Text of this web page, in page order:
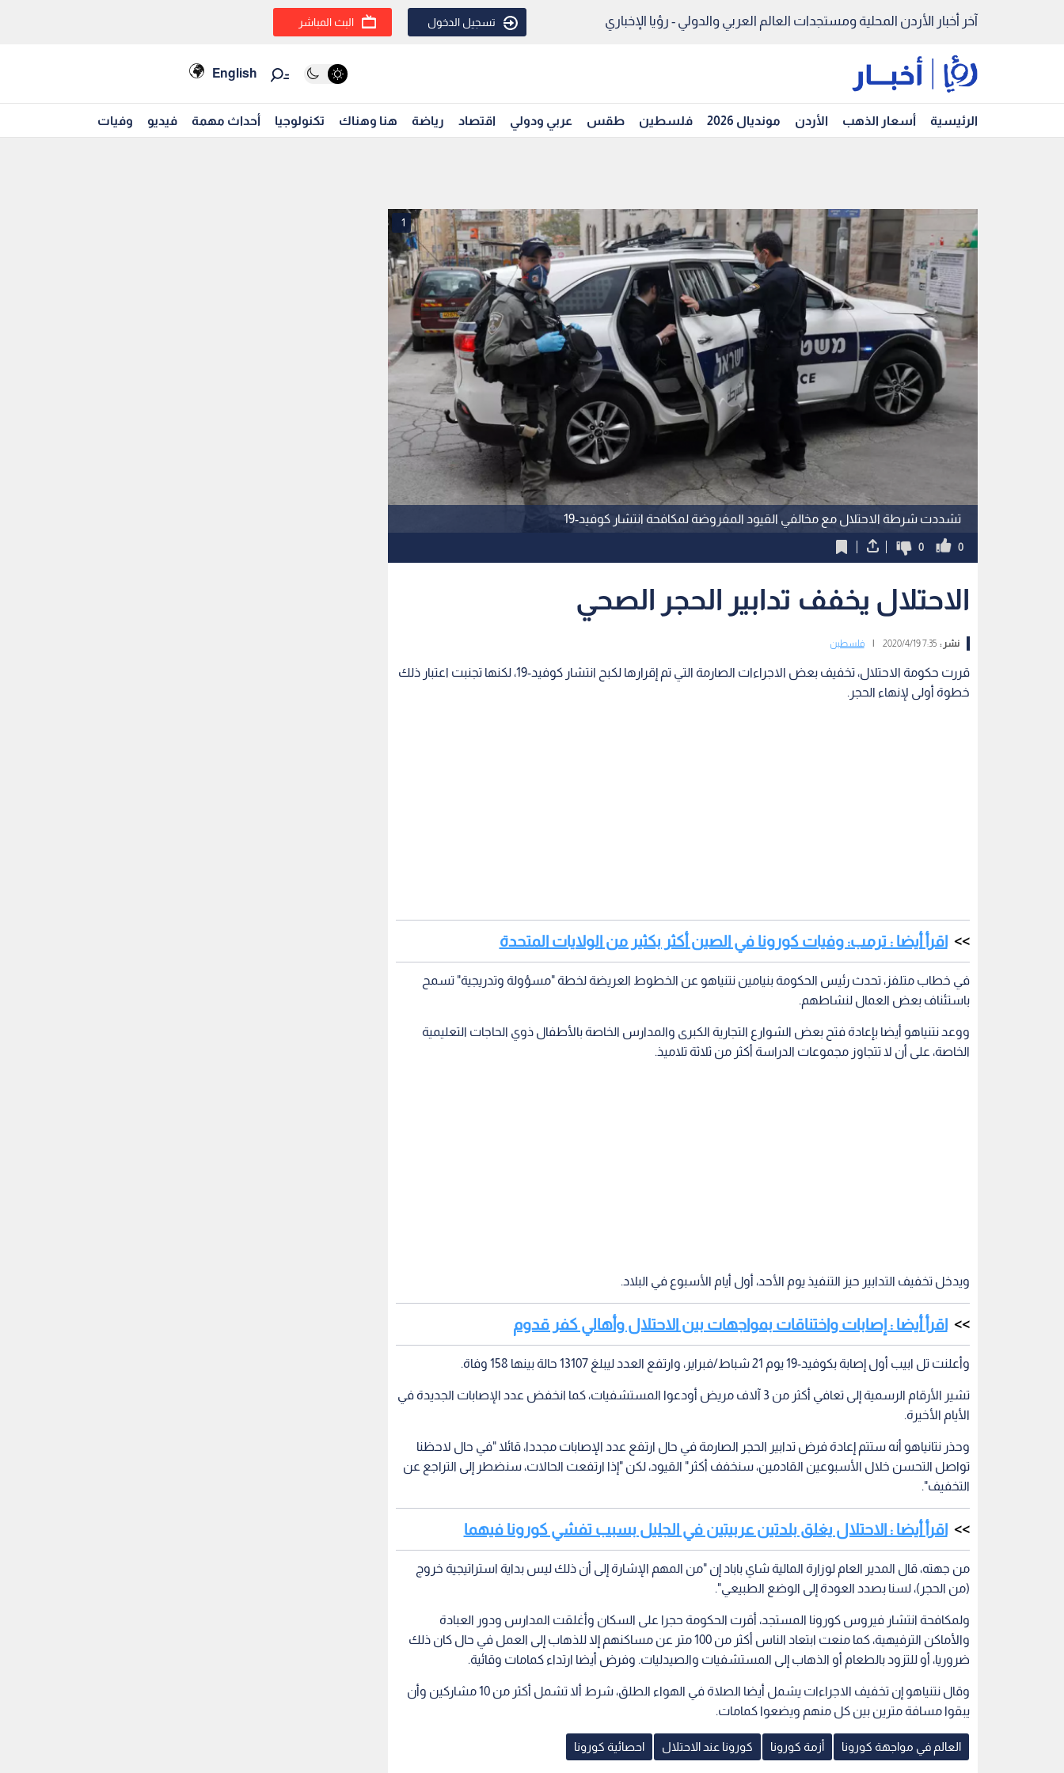
آخر أخبار الأردن المحلية ومستجدات العالم العربي والدولي - رؤيا الإخباري تسجيل الدخول البث المباشر
English
الرئيسية أسعار الذهب الأردن مونديال 2026 فلسطين طقس عربي ودولي اقتصاد رياضة هنا وهناك تكنولوجيا أحداث مهمة فيديو وفيات
تشددت شرطة الاحتلال مع مخالفي القيود المفروضة لمكافحة انتشار كوفيد-19
1
0
0
الاحتلال يخفف تدابير الحجر الصحي
نشر :7:35 2020/4/19 فلسطين
قررت حكومة الاحتلال، تخفيف بعض الاجراءات الصارمة التي تم إقرارها لكبح انتشار كوفيد-19، لكنها تجنبت اعتبار ذلك
خطوة أولى لإنهاء الحجر.
اقرأ أيضا : ترمب: وفيات كورونا في الصين أكثر بكثير من الولايات المتحدة
في خطاب متلفز، تحدث رئيس الحكومة بنيامين نتنياهو عن الخطوط العريضة لخطة "مسؤولة وتدريجية" تسمح
باستئناف بعض العمال لنشاطهم.
ووعد نتنياهو أيضا بإعادة فتح بعض الشوارع التجارية الكبرى والمدارس الخاصة بالأطفال ذوي الحاجات التعليمية
الخاصة، على أن لا تتجاوز مجموعات الدراسة أكثر من ثلاثة تلاميذ.
ويدخل تخفيف التدابير حيز التنفيذ يوم الأحد، أول أيام الأسبوع في البلاد.
اقرأ أيضا : إصابات واختناقات بمواجهات بين الاحتلال وأهالي كفر قدوم
وأعلنت تل ابيب أول إصابة بكوفيد-19 يوم 21 شباط/فبراير، وارتفع العدد ليبلغ 13107 حالة بينها 158 وفاة.
تشير الأرقام الرسمية إلى تعافي أكثر من 3 آلاف مريض أودعوا المستشفيات، كما انخفض عدد الإصابات الجديدة في
الأيام الأخيرة.
وحذر نتانياهو أنه ستتم إعادة فرض تدابير الحجر الصارمة في حال ارتفع عدد الإصابات مجددا، قائلا "في حال لاحظنا
تواصل التحسن خلال الأسبوعين القادمين، سنخفف أكثر" القيود، لكن "إذا ارتفعت الحالات، سنضطر إلى التراجع عن
التخفيف".
اقرأ أيضا : الاحتلال يغلق بلدتين عربيتين في الجليل بسبب تفشي كورونا فيهما
من جهته، قال المدير العام لوزارة المالية شاي باباد إن "من المهم الإشارة إلى أن ذلك ليس بداية استراتيجية خروج
(من الحجر)، لسنا بصدد العودة إلى الوضع الطبيعي".
ولمكافحة انتشار فيروس كورونا المستجد، أقرت الحكومة حجرا على السكان وأغلقت المدارس ودور العبادة
والأماكن الترفيهية، كما منعت ابتعاد الناس أكثر من 100 متر عن مساكنهم إلا للذهاب إلى العمل في حال كان ذلك
ضروريا، أو للتزود بالطعام أو الذهاب إلى المستشفيات والصيدليات. وفرض أيضا ارتداء كمامات وقائية.
وقال نتنياهو إن تخفيف الاجراءات يشمل أيضا الصلاة في الهواء الطلق، شرط ألا تشمل أكثر من 10 مشاركين وأن
يبقوا مسافة مترين بين كل منهم ويضعوا كمامات.
العالم في مواجهة كورونا أزمة كورونا كورونا عند الاحتلال احصائية كورونا